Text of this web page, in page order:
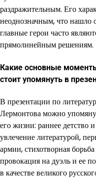
раздражительным. Его
неоднозначным, что нашло
главные герои часто
прямолинейным решениям.
Какие основные
стоит упомянуть в
В презентации по
Лермонтова можно
его жизни: раннее детство
увлечение литературой,
армии, стихотворная
провокация на дуэль и ее
в качестве великого